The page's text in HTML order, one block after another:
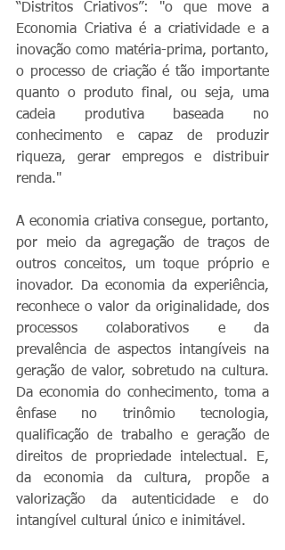
“Distritos Criativos”: "o que move a
Economia Criativa é a criatividade e a
inovação como matéria-prima, portanto,
o processo de criação é tão importante
quanto o produto final, ou seja, uma
cadeia produtiva baseada no
conhecimento e capaz de produzir
riqueza, gerar empregos e distribuir
renda."
A economia criativa consegue, portanto,
por meio da agregação de traços de
outros conceitos, um toque próprio e
inovador. Da economia da experiência,
reconhece o valor da originalidade, dos
processos colaborativos e da
prevalência de aspectos intangíveis na
geração de valor, sobretudo na cultura.
Da economia do conhecimento, toma a
ênfase no trinômio tecnologia,
qualificação de trabalho e geração de
direitos de propriedade intelectual. E,
da economia da cultura, propõe a
valorização da autenticidade e do
intangível cultural único e inimitável.